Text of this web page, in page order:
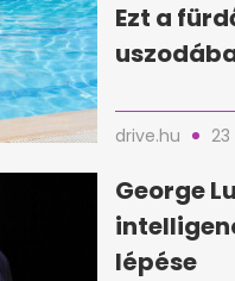
Ezt a
drive.hu
George
lépése